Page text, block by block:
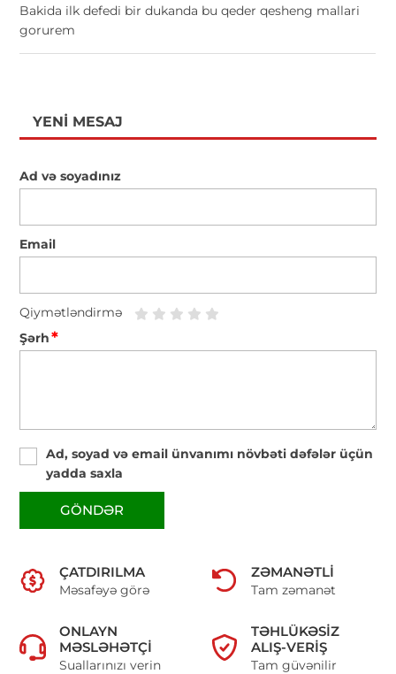
Bakida ilk defedi bir dukanda bu qeder qesheng mallari
gorurem
YENI MESAJ
Ad və soyadınız
Email
Qiymətləndirmə
Şərh*
Ad, soyad və email ünvanımı növbəti dəfələr üçün
yadda saxla
GÖNDƏR
ÇATDIRILMA
Məsafəyə görə
ZƏMANƏTLI
Tam zəmanət
ONLAYN
MƏSLƏHƏTÇI
Suallarınızı verin
TƏHLÜKƏSIZ
ALIŞ-VERIŞ
Tam güvənilir